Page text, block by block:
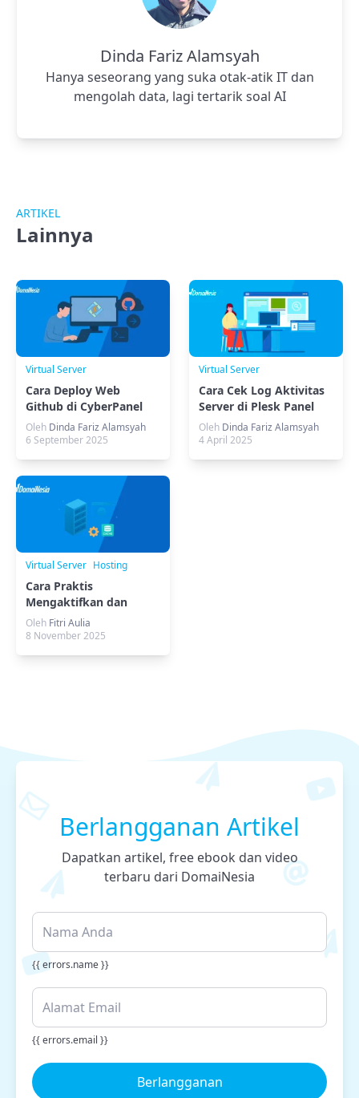
Dinda Fariz Alamsyah
Hanya seseorang yang suka otak-atik IT dan
mengolah data, lagi tertarik soal AI
ARTIKEL
Lainnya
Virtual Server
Cara Deploy Web
Github di CyberPanel
Dengan Protokol SSH
Oleh Dinda Fariz Alamsyah
6 September 2025
Virtual Server
Cara Cek Log Aktivitas
Server di Plesk Panel
(Log Browser)
Oleh Dinda Fariz Alamsyah
4 April 2025
Virtual Server Hosting
Cara Praktis
Mengaktifkan dan
Mengoptimalkan
Caching di Plesk
Oleh Fitri Aulia
8 November 2025
Berlangganan Artikel
Dapatkan artikel, free ebook dan video
terbaru dari DomaiNesia
{{ errors.name }}
{{ errors.email }}
Berlangganan